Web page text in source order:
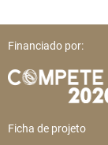
Financiado por:
Ficha de projeto